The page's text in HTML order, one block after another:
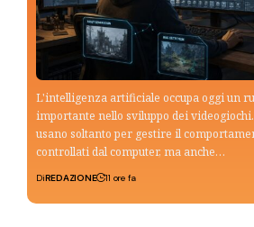
L'intelligenza artificiale occupa oggi un
importante nello sviluppo dei
usano soltanto per gestire il
controllati dal computer, ma anche…
DiREDAZIONE 11 ore fa